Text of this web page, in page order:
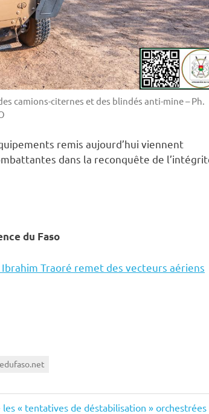
camions-citernes et des blindés anti-mine – Ph.
remis aujourd’hui viennent
dans la reconquête de
du Faso
Traoré remet des vecteurs aériens
« tentatives de déstabilisation » orchestrées